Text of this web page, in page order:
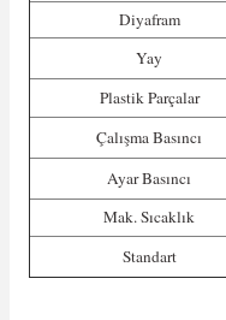
Diyafram
Yay
Plastik Parçalar
Çalışma Basıncı
Ayar Basıncı
Mak. Sıcaklık
Standart